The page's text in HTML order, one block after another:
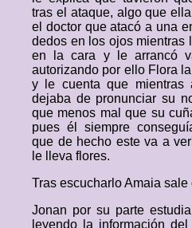
tras el ataque, algo que
el doctor que atacó a una
dedos en los ojos mientras
en la cara y le arrancó
autorizando por ello Flora
y le cuenta que
dejaba de pronunciar su
que menos mal que su
pues él siempre
que de hecho este va a
le lleva flores.
Tras escucharlo Amaia sale
Jonan por su parte
leyendo la información